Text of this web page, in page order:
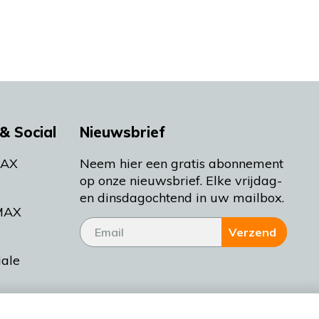
Social Nieuwsbrief
Neem hier een gratis abonnement
op onze nieuwsbrief. Elke vrijdag-
en dinsdagochtend in uw mailbox.
Verzend